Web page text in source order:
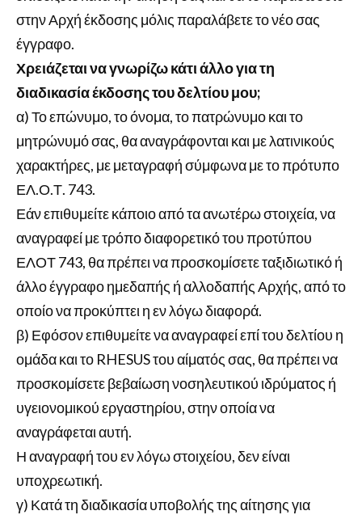
στην Αρχή έκδοσης μόλις παραλάβετε το νέο σας
έγγραφο.
Χρειάζεται να γνωρίζω κάτι άλλο για τη
διαδικασία έκδοσης του δελτίου μου;
α) Το επώνυμο, το όνομα, το πατρώνυμο και το
μητρώνυμό σας, θα αναγράφονται και με λατινικούς
χαρακτήρες, με μεταγραφή σύμφωνα με το πρότυπο
ΕΛ.Ο.Τ. 743.
Εάν επιθυμείτε κάποιο από τα ανωτέρω στοιχεία, να
αναγραφεί με τρόπο διαφορετικό του προτύπου
ΕΛΟΤ 743, θα πρέπει να προσκομίσετε ταξιδιωτικό ή
άλλο έγγραφο ημεδαπής ή αλλοδαπής Αρχής, από το
οποίο να προκύπτει η εν λόγω διαφορά.
β) Εφόσον επιθυμείτε να αναγραφεί επί του δελτίου η
ομάδα και το RHESUS του αίματός σας, θα πρέπει να
προσκομίσετε βεβαίωση νοσηλευτικού ιδρύματος ή
υγειονομικού εργαστηρίου, στην οποία να
αναγράφεται αυτή.
Η αναγραφή του εν λόγω στοιχείου, δεν είναι
υποχρεωτική.
γ) Κατά τη διαδικασία υποβολής της αίτησης για